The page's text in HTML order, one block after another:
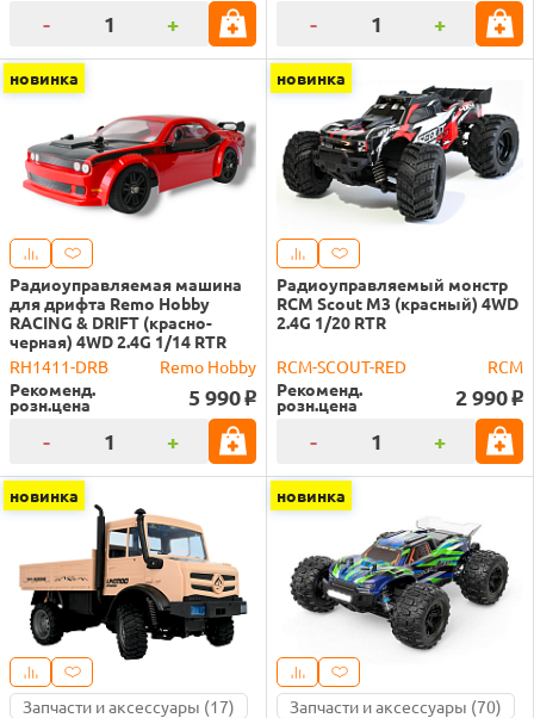
- + - +
новинка
Радиоуправляемая машина
для дрифта Remo Hobby
RACING & DRIFT (красно-
черная) 4WD 2.4G 1/14 RTR
RH1411-DRB
Remo Hobby
Рекоменд.
розн.цена 5 990 o
- +
новинка
Радиоуправляемый монстр
RCM Scout M3 (красный) 4WD
2.4G 1/20 RTR
RCM-SCOUT-RED
RCM
Рекоменд.
розн.цена 2 990 o
- +
новинка
Запчасти и аксессуары (17)
новинка
Запчасти и аксессуары (70)